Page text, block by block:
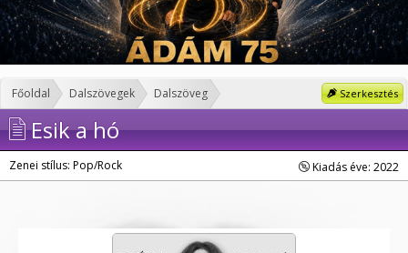
Szerkesztés
Főoldal Dalszövegek Dalszöveg
Esik a hó
Zenei stílus: Pop/Rock Kiadás éve: 2022